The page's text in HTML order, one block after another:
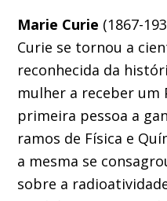
Marie Curie (1867-
Curie se tornou a
reconhecida da
mulher a receber um
primeira pessoa a
ramos de Física e
a mesma se
sobre a